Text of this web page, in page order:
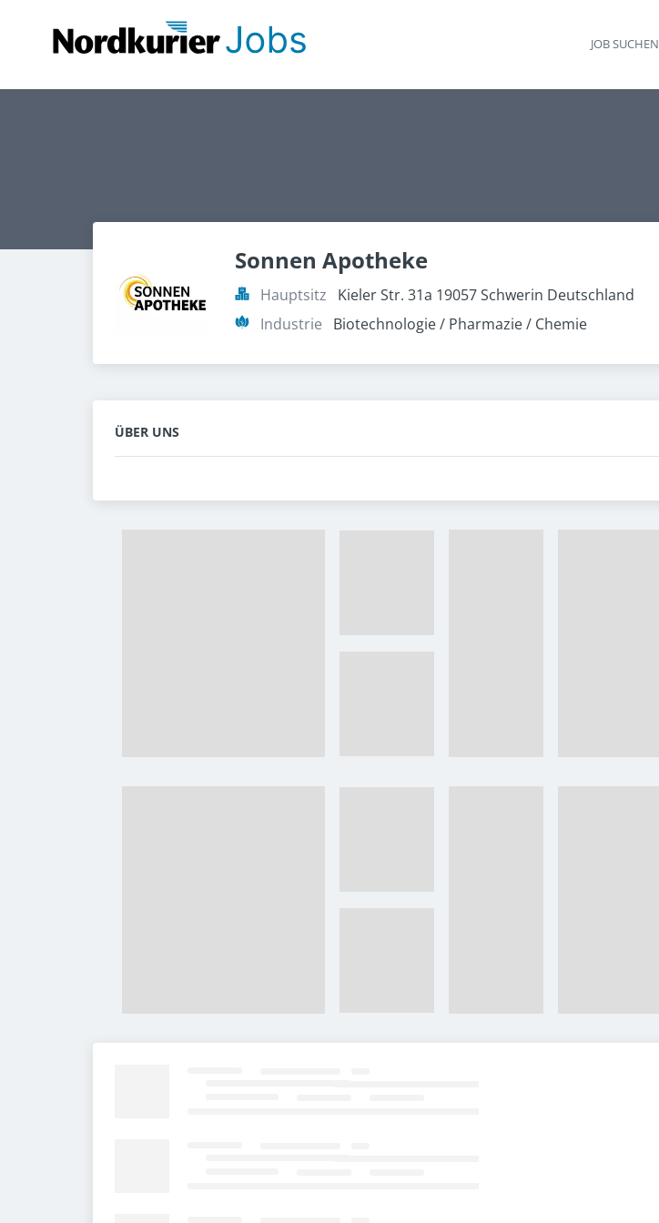
JOB SUCHEN
Sonnen Apotheke
Hauptsitz
Kieler Str. 31a 19057 Schwerin Deutschland
Industrie
Biotechnologie / Pharmazie / Chemie
ÜBER UNS